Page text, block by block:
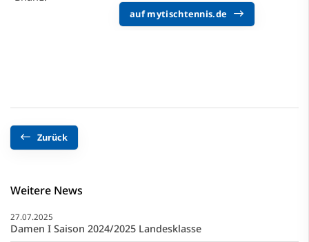
auf mytischtennis.de
Zurück
Weitere News
27.07.2025
Damen I Saison 2024/2025 Landesklasse